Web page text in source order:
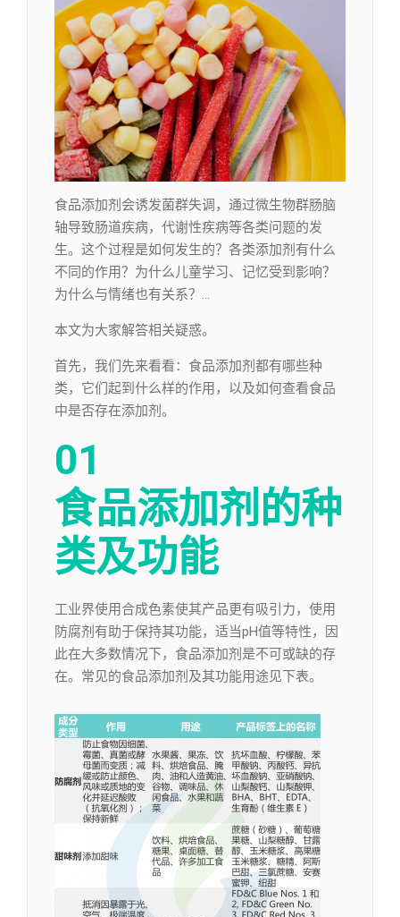
食品添加剂会诱发菌群失调，通过微生物群肠脑
轴导致肠道疾病，代谢性疾病等各类问题的发
生。这个过程是如何发生的？各类添加剂有什么
不同的作用？为什么儿童学习、记忆受到影响？
为什么与情绪也有关系？…
本文为大家解答相关疑惑。
首先，我们先来看看：食品添加剂都有哪些种
类，它们起到什么样的作用，以及如何查看食品
中是否存在添加剂。
01
食品添加剂的种
类及功能
工业界使用合成色素使其产品更有吸引力，使用
防腐剂有助于保持其功能，适当pH值等特性，因
此在大多数情况下，食品添加剂是不可或缺的存
在。常见的食品添加剂及其功能用途见下表。